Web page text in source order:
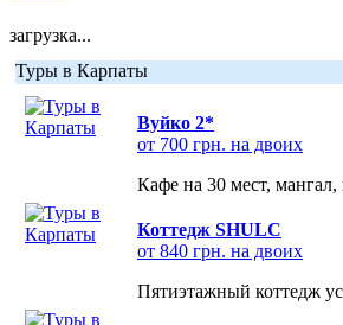
загрузка...
Туры в Карпаты
Вуйко 2*
от 700 грн. на двоих
Кафе на 30 мест,
Коттедж SHULC
от 840 грн. на двоих
Пятиэтажный коттедж